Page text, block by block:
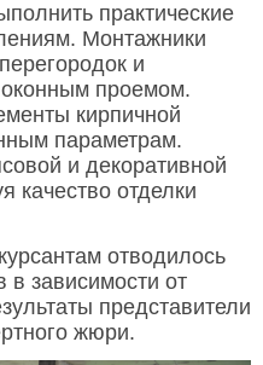
практические
Монтажники
и
оконным проемом.
кирпичной
параметрам.
и декоративной
качество отделки
отводилось
в зависимости от
представители
жюри.